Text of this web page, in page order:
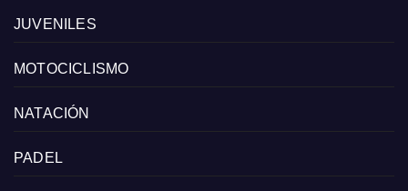
JUVENILES
MOTOCICLISMO
NATACIÓN
PADEL